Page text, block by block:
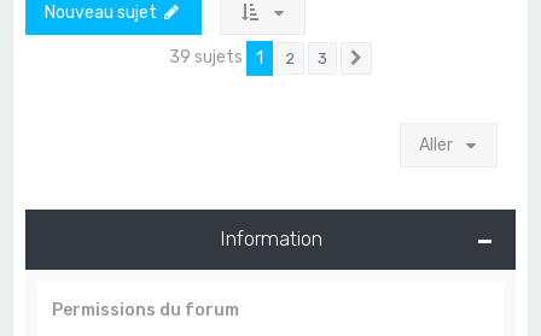
Nouveau sujet
39 sujets 1 2 3
Aller
Information
Permissions du forum